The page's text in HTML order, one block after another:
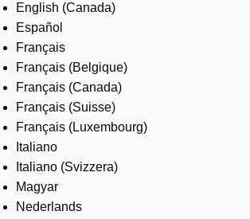
English (Canada)
Español
Français
Français (Belgique)
Français (Canada)
Français (Suisse)
Français (Luxembourg)
Italiano
Italiano (Svizzera)
Magyar
Nederlands